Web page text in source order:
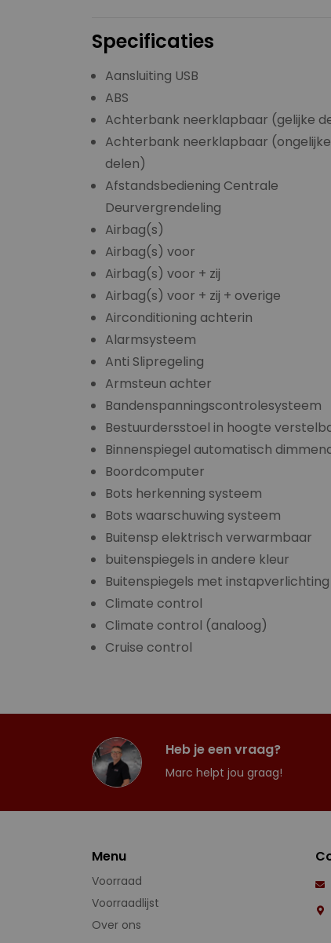
Specificaties
Aansluiting USB
ABS
Achterbank neerklapbaar (gelijke
Achterbank neerklapbaar (ongelijke
delen)
Afstandsbediening Centrale
Deurvergrendeling
Airbag(s)
Airbag(s) voor
Airbag(s) voor + zij
Airbag(s) voor + zij + overige
Airconditioning achterin
Alarmsysteem
Anti Slipregeling
Armsteun achter
Bandenspanningscontrolesysteem
Bestuurdersstoel in hoogte
Binnenspiegel automatisch
Boordcomputer
Bots herkenning systeem
Bots waarschuwing systeem
Buitensp elektrisch verwarmbaar
buitenspiegels in andere kleur
Buitenspiegels met instapverlichting
Climate control
Climate control (analoog)
Cruise control
Heb je een vraag?
Marc helpt jou graag!
Menu
Voorraad
Voorraadlijst
Over ons